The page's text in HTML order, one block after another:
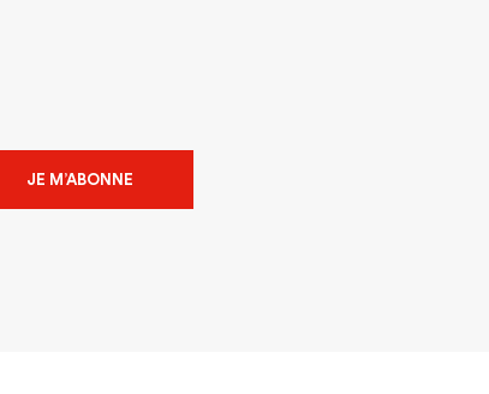
JE M’ABONNE